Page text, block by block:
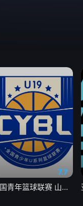
7.7
全国青年篮球联赛 山东山高79-59新疆广汇20260803